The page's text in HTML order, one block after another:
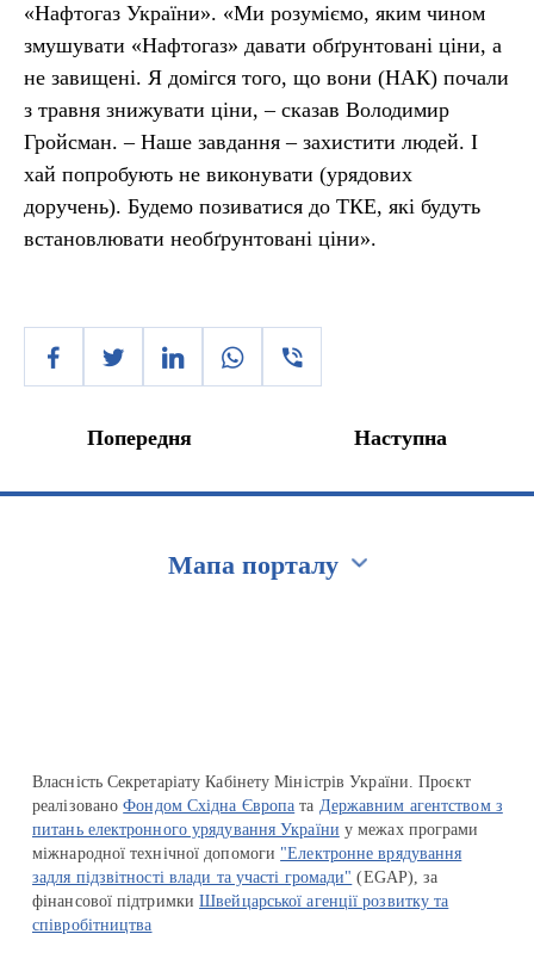
«Нафтогаз України». «Ми розуміємо, яким чином
змушувати «Нафтогаз» давати обґрунтовані ціни, а
не завищені. Я домігся того, що вони (НАК) почали
з травня знижувати ціни, – сказав Володимир
Гройсман. – Наше завдання – захистити людей. І
хай попробують не виконувати (урядових
доручень). Будемо позиватися до ТКЕ, які будуть
встановлювати необґрунтовані ціни».
Попередня Наступна
Мапа порталу
Власність Секретаріату Кабінету Міністрів України. Проєкт
реалізованоФондом Східна Європа та Державним агентством з
питань електронного урядування України у межах програми
міжнародної технічної допомоги "Електронне врядування
задля підзвітності влади та участі громади" (EGAP), за
фінансової підтримкиШвейцарської агенції розвитку та
співробітництва